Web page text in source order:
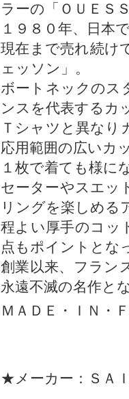
ラーの「ＯＵＥＳ
１９８０年、日本
現在まで売れ続け
ェッソン」。
ボートネックのス
ンスを代表するカ
Ｔシャツと異なり
応用範囲の広いカ
１枚で着ても様に
セーターやスエッ
リングを楽しめる
程よい厚手のコッ
点もポイントとな
創業以来、フラン
永遠不滅の名作と
ＭＡＤＥ・ＩＮ・
★メーカー：ＳＡ